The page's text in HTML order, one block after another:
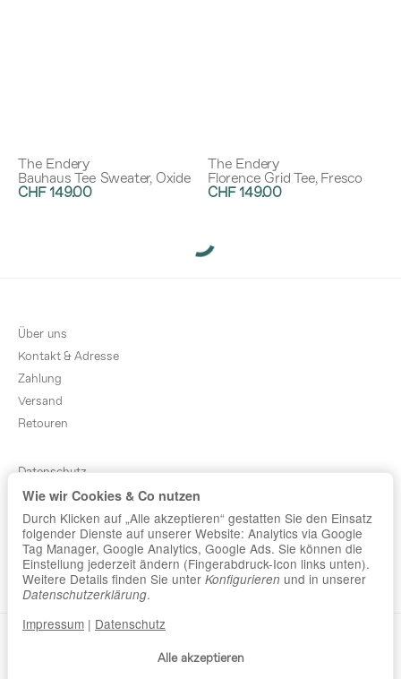
The Endery
Bauhaus Tee Sweater, Oxide
CHF 149.00
The Endery
Florence Grid Tee, Fresco
CHF 149.00
Über uns
Kontakt & Adresse
Zahlung
Versand
Retouren
Datenschutz
AGB
Sitemap
Newsletter
Impressum
Alle akzeptieren
Wie wir Cookies & Co nutzen
Durch Klicken auf „Alle akzeptieren“ gestatten Sie den Einsatz
folgender Dienste auf unserer Website: Analytics via Google
Tag Manager, Google Analytics, Google Ads. Sie können die
Einstellung jederzeit ändern (Fingerabdruck-Icon links unten).
Weitere Details finden Sie unter Konfigurieren und in unserer
Datenschutzerklärung.
Impressum | Datenschutz